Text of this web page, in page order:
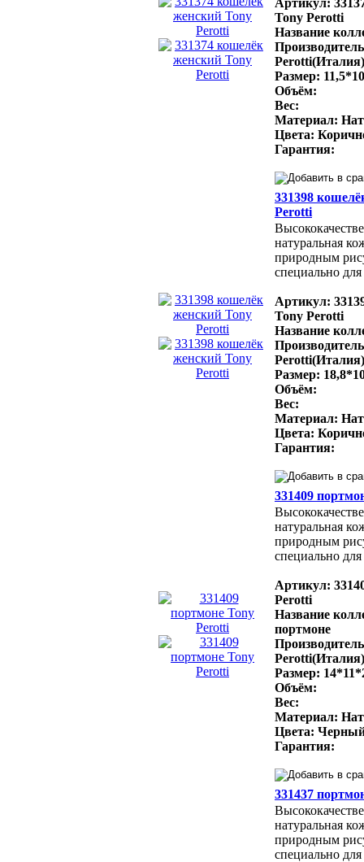
Артикул:
Tony Perotti
Название
Perotti(Италия)
Размер:
Объём:
Вес:
Материал:
Цвета:
Гарантия:
331398
Perotti
натуральная
природным
специально
Артикул:
Tony Perotti
Название
Perotti(Италия)
Размер:
Объём:
Вес:
Материал:
Цвета:
Гарантия:
331409
натуральная
природным
специально
Артикул:
Perotti
Название
портмоне
Perotti(Италия)
Размер:
Объём:
Вес:
Материал:
Цвета:
Гарантия:
331437
натуральная
природным
специально